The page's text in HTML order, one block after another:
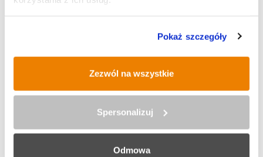
Pokaż szczegóły
Zezwól na wszystkie
Spersonalizuj
Odmowa
Historyczna operacja inżynieryjna
na budowie trasy N-S